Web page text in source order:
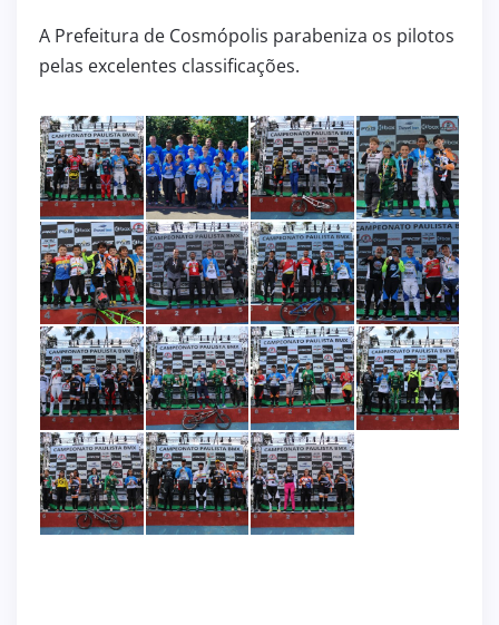
A Prefeitura de Cosmópolis parabeniza os pilotos
pelas excelentes classificações.